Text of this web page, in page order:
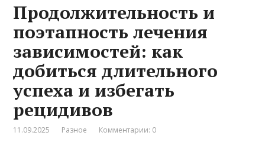
Продолжительность и
поэтапность лечения
зависимостей: как
добиться длительного
успеха и избегать
рецидивов
11.09.2025 Разное Комментарии: 0